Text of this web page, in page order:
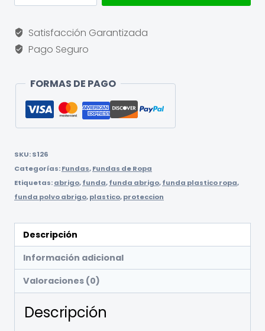
cantidad
Satisfacción Garantizada
Pago Seguro
FORMAS DE PAGO
SKU:S126
Categorías:Fundas,Fundas de Ropa
Etiquetas:abrigo,funda,funda abrigo,funda plastico ropa,
funda polvo abrigo,plastico,proteccion
Descripción
Información adicional
Valoraciones (0)
Descripción